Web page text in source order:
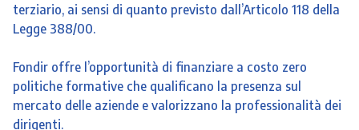
terziario, ai sensi di quanto previsto dall’Articolo 118 della
Legge 388/00.
Fondir offre l’opportunità di finanziare a costo zero
politiche formative che qualificano la presenza sul
mercato delle aziende e valorizzano la professionalità dei
dirigenti.